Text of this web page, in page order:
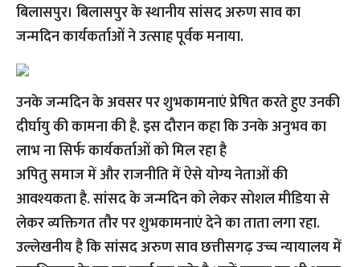
बिलासपुर। बिलासपुर के स्थानीय सांसद अरुण साव का
जन्मदिन कार्यकर्ताओं ने उत्साह पूर्वक मनाया.
उनके जन्मदिन के अवसर पर शुभकामनाएं प्रेषित करते हुए उनकी
दीर्घायु की कामना की है. इस दौरान कहा कि उनके अनुभव का
लाभ ना सिर्फ कार्यकर्ताओं को मिल रहा है
अपितु समाज में और राजनीति में ऐसे योग्य नेताओं की
आवश्यकता है. सांसद के जन्मदिन को लेकर सोशल मीडिया से
लेकर व्यक्तिगत तौर पर शुभकामनाएं देने का ताता लगा रहा.
उल्लेखनीय है कि सांसद अरुण साव छत्तीसगढ़ उच्च न्यायालय में